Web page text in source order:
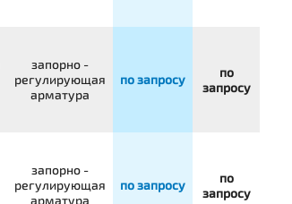
запорно -
регулирующая
арматура
по запросу
по
запросу
запорно -
регулирующая
арматура
по запросу
по
запросу